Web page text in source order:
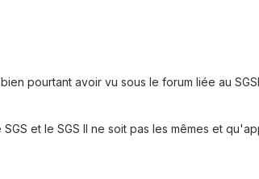
pourtant avoir vu sous le forum liée au
et le SGS II ne soit pas les mêmes et